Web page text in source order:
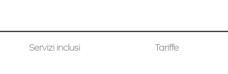
Servizi inclusi Tariffe